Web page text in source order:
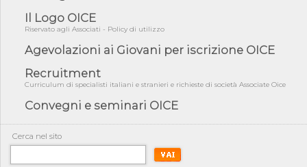
05/08/26 - Lettera OICE per il bando della Giunta Regionale della
Campa...
04/08/26 - DL PA: previste cancellazioni da elenchi professionisti
per ...
04/08/26 - International Sustainable Buildings Competition -
COP31, An...
04/08/26 - CdS, project financing: progetto di fattibilità da
impugnar...
04/08/26 - Rapporto Anac corruzione 2020-2026: procedimenti
04/08/26 - CdS: partecipazione alla gara non equivale ad
Il Logo OICE
Riservato agli Associati - Policy di utilizzo
Agevolazioni ai Giovani per iscrizione OICE
Recruitment
Curriculum di specialisti italiani e stranieri e richieste di società Associate Oice
Convegni e seminari OICE
Cerca nel sito